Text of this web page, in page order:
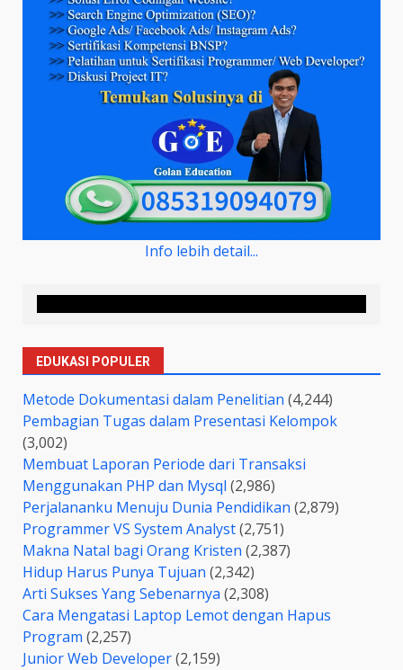
Info lebih detail...
EDUKASI POPULER
Metode Dokumentasi dalam Penelitian (4,244)
Pembagian Tugas dalam Presentasi Kelompok
(3,002)
Membuat Laporan Periode dari Transaksi
Menggunakan PHP dan Mysql (2,986)
Perjalananku Menuju Dunia Pendidikan (2,879)
Programmer VS System Analyst(2,751)
Makna Natal bagi Orang Kristen (2,387)
Hidup Harus Punya Tujuan (2,342)
Arti Sukses Yang Sebenarnya (2,308)
Cara Mengatasi Laptop Lemot dengan Hapus
Program (2,257)
Junior Web Developer(2,159)